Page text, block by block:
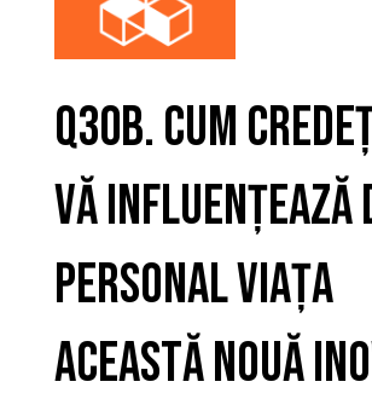
Q30B. Cum
vă influențează
personal viața
această nouă